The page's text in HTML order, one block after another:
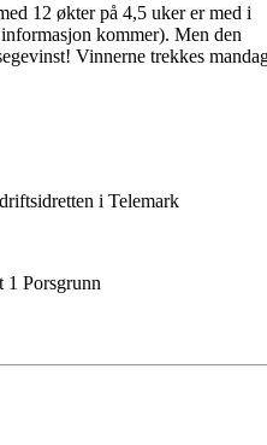
12 økter på 4,5 uker er med i
kommer). Men den
Vinnerne trekkes
i Telemark
1 Porsgrunn